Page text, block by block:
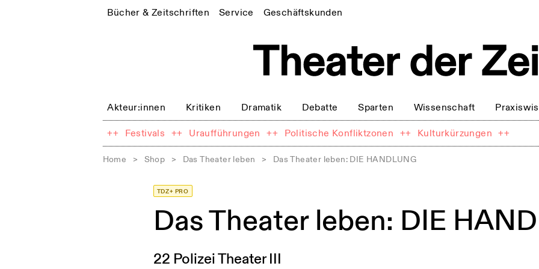
Bücher & Zeitschriften Service Geschäftskunden
Akteur:innen Kritiken Dramatik Debatte Sparten Wissenschaft
++ Festivals ++ Uraufführungen ++ Politische Konfliktzonen ++ Kulturkürzungen ++
Home > Shop > Das Theater leben > Das Theater leben: DIE HANDLUNG
TDZ+ PRO
Das Theater leben: DIE
22 Polizei Theater III